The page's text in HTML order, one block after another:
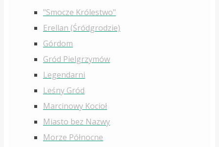
"Smocze Królestwo"
Erellan (Śródgrodzie)
Górdom
Gród Pielgrzymów
Legendarni
Leśny Gród
Marcinowy Kocioł
Miasto bez Nazwy
Morze Północne